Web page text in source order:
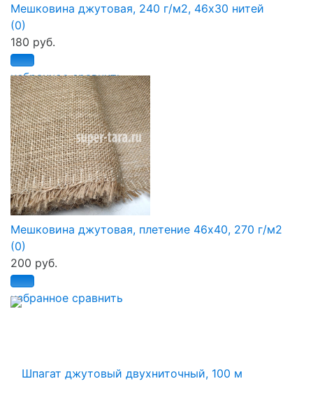
избранное сравнить
Мешковина джутовая, 240 г/м2, 46х30 нитей
(0)
180 руб.
избранное сравнить
Мешковина джутовая, плетение 46х40, 270 г/м2
(0)
200 руб.